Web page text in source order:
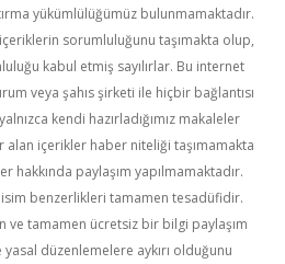
yükümlülüğümüz bulunmamaktadır.
sorumluluğunu taşımakta olup,
kabul etmiş sayılırlar. Bu internet
veya şahıs şirketi ile hiçbir bağlantısı
kendi hazırladığımız makaleler
alan içerikler haber niteliği taşımamakta
hakkında paylaşım yapılmamaktadır.
benzerlikleri tamamen tesadüfidir.
ve tamamen ücretsiz bir bilgi paylaşım
düzenlemelere aykırı olduğunu